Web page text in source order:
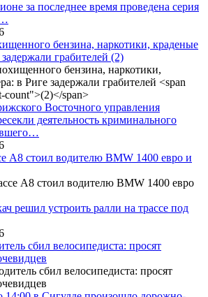
за последнее время проведена серия
бензина, наркотики, краденые
грабителей (2)
Восточного управления
деятельность криминального
А8 стоил водителю BMW 1400 евро и
решил устроить ралли на трассе под
сбил велосипедиста: просят